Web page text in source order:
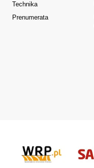
Technika
Prenumerata